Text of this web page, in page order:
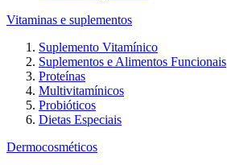
Vitaminas e suplementos
Suplemento Vitamínico
Suplementos e Alimentos Funcionais
Proteínas
Multivitamínicos
Probióticos
Dietas Especiais
Dermocosméticos